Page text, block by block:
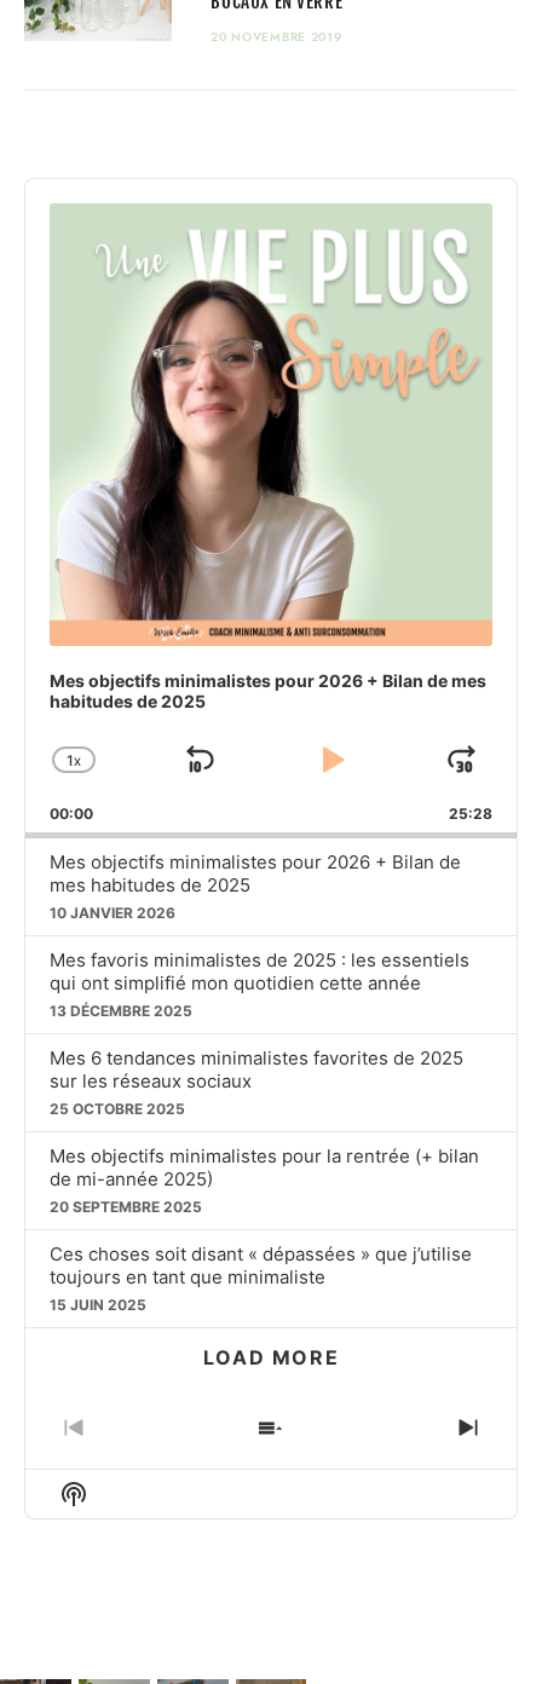
20 NOVEMBRE 2019
Audio
Player
Mes objectifs minimalistes pour 2026 + Bilan de mes
habitudes de 2025
CHANGE
RATE
1X
SKIP
PLAY
PAUSE
00:00 25:28
Mes objectifs minimalistes pour 2026 + Bilan de
mes habitudes de 2025
10 JANVIER 2026
Mes favoris minimalistes de 2025 : les essentiels
qui ont simplifié mon quotidien cette année
13 DÉCEMBRE 2025
Mes 6 tendances minimalistes favorites de 2025
sur les réseaux sociaux
25 OCTOBRE 2025
Mes objectifs minimalistes pour la rentrée (+ bilan
de mi-année 2025)
20 SEPTEMBRE 2025
Ces choses soit disant « dépassées » que j’utilise
toujours en tant que minimaliste
15 JUIN 2025
LOAD MORE
PREVIOUS
EPISODE
SHOW
EPISODES
NEXT
Show
Podcast